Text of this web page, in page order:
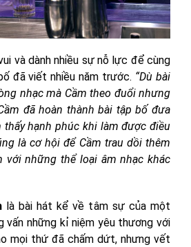
và dành nhiều sự nỗ lực để cùng
đã viết nhiều năm trước. “Dù bài
nhạc mà Cầm theo đuổi nhưng
đã hoàn thành bài tập bố đưa
thấy hạnh phúc khi làm được điều
là cơ hội để Cầm trau dồi thêm
với những thể loại âm nhạc khác
là bài hát kể về tâm sự của một
vấn những kỉ niệm yêu thương với
mọi thứ đã chấm dứt, nhưng vết